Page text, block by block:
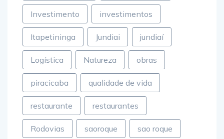
Investimento investimentos
Itapetininga Jundiai jundiaí
Logística Natureza obras
piracicaba qualidade de vida
restaurante restaurantes
Rodovias saoroque sao roque